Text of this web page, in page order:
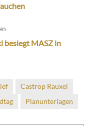
besiegt MASZ in
Castrop Rauxel
Planunterlagen